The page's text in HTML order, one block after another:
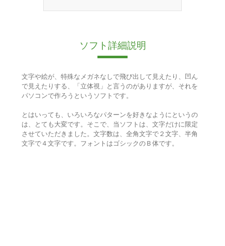
ソフト詳細説明
文字や絵が、特殊なメガネなしで飛び出して見えたり、凹ん
で見えたりする、「立体視」と言うのがありますが、それを
パソコンで作ろうというソフトです。
とはいっても、いろいろなパターンを好きなようにというの
は、とても大変です。そこで、当ソフトは、文字だけに限定
させていただきました。文字数は、全角文字で２文字、半角
文字で４文字です。フォントはゴシックのＢ体です。